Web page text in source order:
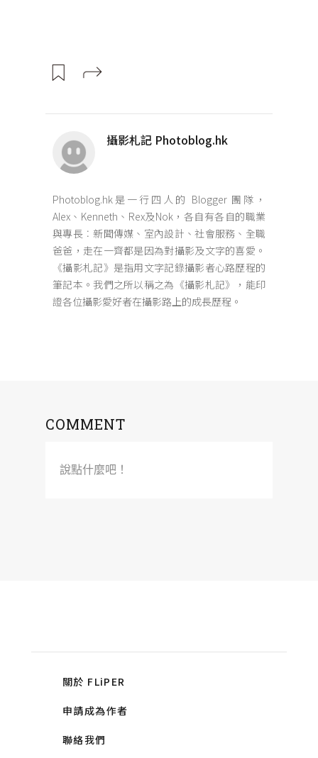
攝影札記 Photoblog.hk
Photoblog.hk是一行四人的 Blogger 團隊，
Alex、Kenneth、Rex及Nok，各自有各自的職業
與專長︰新聞傳媒、室內設計、社會服務、全職
爸爸，走在一齊都是因為對攝影及文字的喜愛。
《攝影札記》是指用文字記錄攝影者心路歷程的
筆記本。我們之所以稱之為《攝影札記》，能印
證各位攝影愛好者在攝影路上的成長歷程。
COMMENT
說點什麼吧！
關於 FLiPER
申請成為作者
聯絡我們